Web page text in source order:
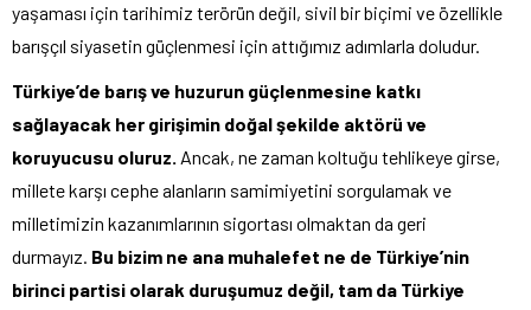
yaşaması için tarihimiz terörün değil, sivil bir biçimi ve özellikle
barışçıl siyasetin güçlenmesi için attığımız adımlarla doludur.
Türkiye’de barış ve huzurun güçlenmesine katkı
sağlayacak her girişimin doğal şekilde aktörü ve
koruyucusu oluruz. Ancak, ne zaman koltuğu tehlikeye girse,
millete karşı cephe alanların samimiyetini sorgulamak ve
milletimizin kazanımlarının sigortası olmaktan da geri
durmayız. Bu bizim ne ana muhalefet ne de Türkiye’nin
birinci partisi olarak duruşumuz değil, tam da Türkiye